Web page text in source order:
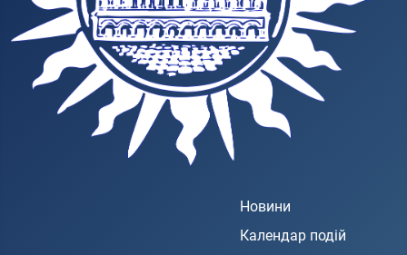
Новини
Календар подій